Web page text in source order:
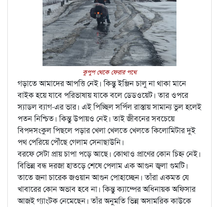
কুপুপ থেকে ফেরার পথে
গড়াতে আমাদের আপত্তি নেই। কিন্তু ইঞ্জিন চালু না থাকা মানে
বাইক হয়ে যাবে পরিভাষায় যাকে বলে ডেডওয়েট। তার ওপরে
স্যাডল ব্যাগ-এর ভার। এই পিচ্ছিল সর্পিল রাস্তায় সামান্য ভুল হলেই
পতন নিশ্চিত। কিন্তু উপায়ও নেই। তাই জীবনের সবচেয়ে
বিপদসংকুল পিছলে পড়ার খেলা খেলতে খেলতে কিলোমিটার দুই
পথ পেরিয়ে পৌঁছে গেলাম সেনাছাউনি।
বরফে সেটা প্রায় চাপা পড়ে আছে। কোথাও প্রাণের কোন চিহ্ন নেই।
বিভিন্ন বন্ধ দরজা হাতড়ে শেষে পেলাম এক আগুন জ্বলা গুমটি।
তাতে জনা চারেক জওয়ান আগুন পোহাচ্ছেন। তাঁরা একমত যে
খাবারের কোন অভাব হবে না। কিন্তু ক্যাম্পের অধিনায়ক অফিসার
আজই গ্যাংটক নেমেছেন। তাঁর অনুমতি ভিন্ন অসামরিক কাউকে